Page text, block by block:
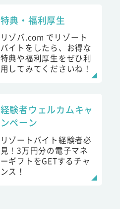
特典・福利厚生
リゾバ.com でリゾート
バイトをしたら、お得な
特典や福利厚生をぜひ利
用してみてくださいね！
経験者ウェルカムキャ
ンペーン
リゾートバイト経験者必
見！3万円分の電子マネ
ーギフトをGETするチャ
ンス！